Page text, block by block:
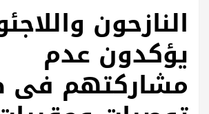
النازحون
يؤكدون عدم
مشاركتهم فى